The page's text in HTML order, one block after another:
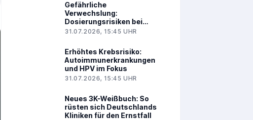
Gefährliche
Verwechslung:
Dosierungsrisiken bei
Methadon und
31.07.2026, 15:45 UHR
Erhöhtes Krebsrisiko:
Autoimmunerkrankungen
und HPV im Fokus
31.07.2026, 15:45 UHR
Neues 3K-Weißbuch: So
rüsten sich Deutschlands
Kliniken für den Ernstfall